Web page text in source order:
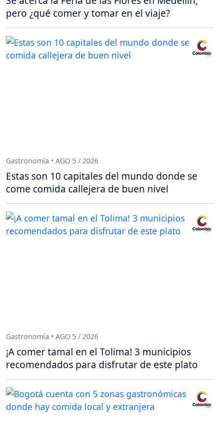
pero ¿qué comer y tomar en el viaje?
Gastronomía • AGO 5 / 2026
Estas son 10 capitales del mundo donde se
come comida callejera de buen nivel
Gastronomía • AGO 5 / 2026
¡A comer tamal en el Tolima! 3 municipios
recomendados para disfrutar de este plato